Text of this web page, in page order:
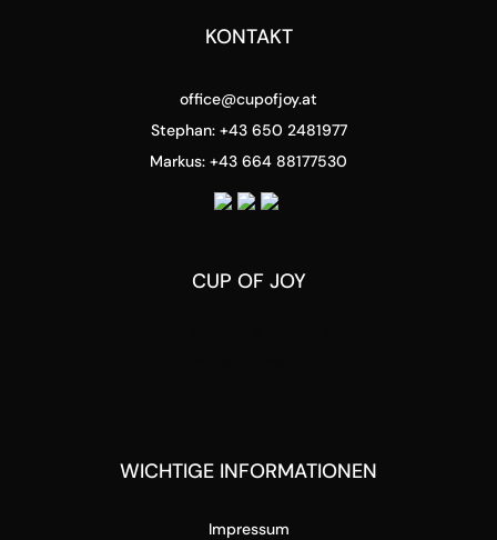
KONTAKT
office@cupofjoy.at
Stephan: +43 650 2481977
Markus: +43 664 88177530
CUP OF JOY
WICHTIGE INFORMATIONEN
Impressum